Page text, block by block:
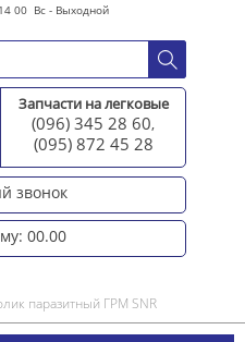
00 Вс - Выходной
Запчасти на легковые
(096) 345 28 60,
(095) 872 45 28
звонок
00.00
паразитный ГРМ SNR